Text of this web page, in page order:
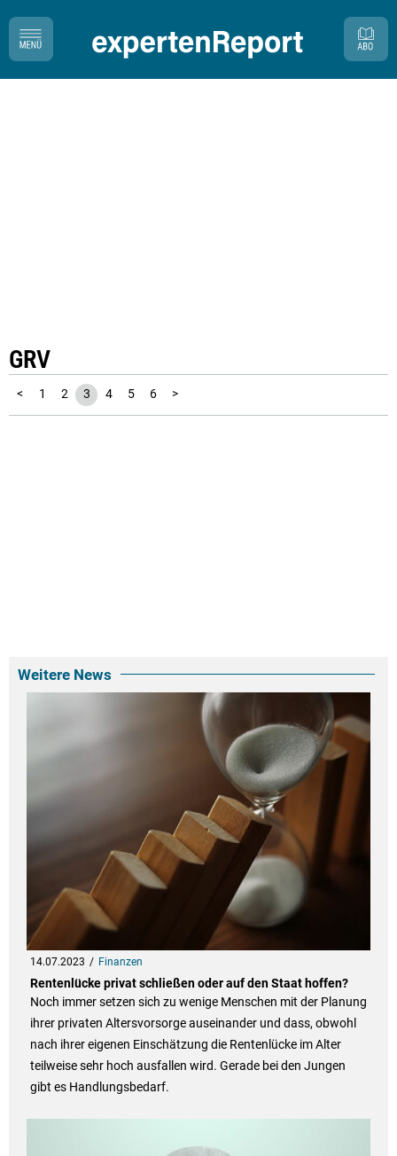
GRV
< 1 2 3 4 5 6 >
Weitere News
14.07.2023 Finanzen
Rentenlücke privat schließen oder auf den Staat hoffen?
Noch immer setzen sich zu wenige Menschen mit der Planung
ihrer privaten Altersvorsorge auseinander und dass, obwohl
nach ihrer eigenen Einschätzung die Rentenlücke im Alter
teilweise sehr hoch ausfallen wird. Gerade bei den Jungen
gibt es Handlungsbedarf.